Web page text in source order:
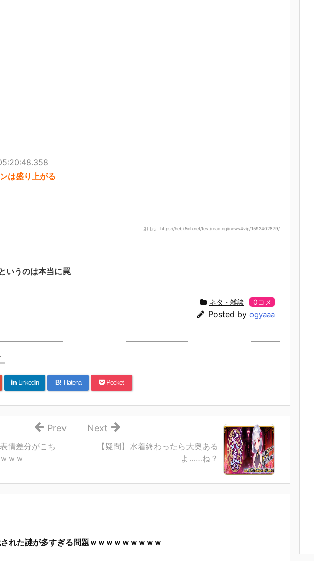
は盛り上がる
引用元：https://hebi.5ch.net/test/read.cgi/news4vip/1592402879/
いうのは本当に罠
ネタ・雑談 0コメ
Posted by ogyaaa
LinkedIn B! Hatena Pocket
【疑問】水着終わったら大奥ある
よ……ね？
Next
情差分がこち
ｗｗ
Prev
された謎が多すぎる問題ｗｗｗｗｗｗｗｗｗ